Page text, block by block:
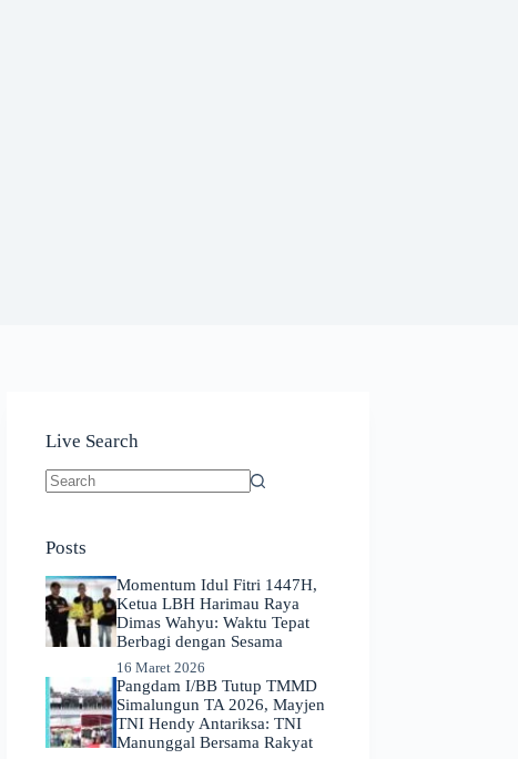
Live Search
Posts
Momentum Idul Fitri 1447H,
Ketua LBH Harimau Raya
Dimas Wahyu: Waktu Tepat
Berbagi dengan Sesama
16 Maret 2026
Pangdam I/BB Tutup TMMD
Simalungun TA 2026, Mayjen
TNI Hendy Antariksa: TNI
Manunggal Bersama Rakyat